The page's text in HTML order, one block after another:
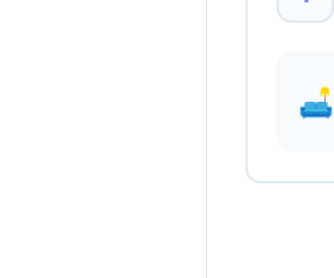
🛋️